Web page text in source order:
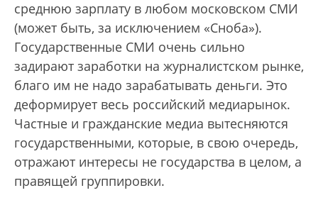
среднюю зарплату в любом московском СМИ
(может быть, за исключением «Сноба»).
Государственные СМИ очень сильно
задирают заработки на журналистском рынке,
благо им не надо зарабатывать деньги. Это
деформирует весь российский медиарынок.
Частные и гражданские медиа вытесняются
государственными, которые, в свою очередь,
отражают интересы не государства в целом, а
правящей группировки.